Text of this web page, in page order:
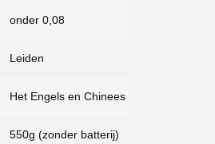
onder 0,08
Leiden
Het Engels en Chinees
550g (zonder batterij)